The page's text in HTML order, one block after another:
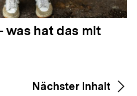
was hat das mit
Nächster Inhalt